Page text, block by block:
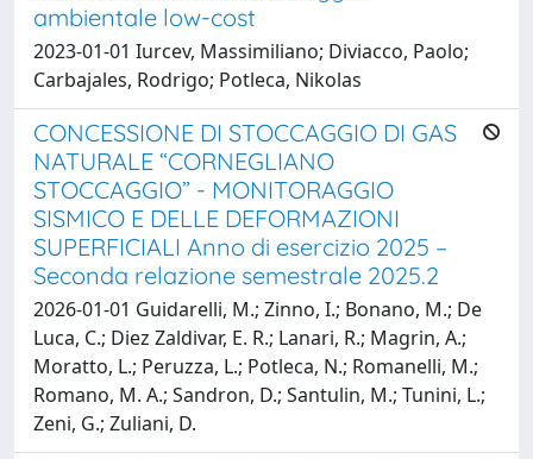
ambientale low-cost
2023-01-01 Iurcev, Massimiliano; Diviacco, Paolo;
Carbajales, Rodrigo; Potleca, Nikolas
CONCESSIONE DI STOCCAGGIO DI GAS
NATURALE “CORNEGLIANO
STOCCAGGIO” - MONITORAGGIO
SISMICO E DELLE DEFORMAZIONI
SUPERFICIALI Anno di esercizio 2025 –
Seconda relazione semestrale 2025.2
2026-01-01 Guidarelli, M.; Zinno, I.; Bonano, M.; De
Luca, C.; Diez Zaldivar, E. R.; Lanari, R.; Magrin, A.;
Moratto, L.; Peruzza, L.; Potleca, N.; Romanelli, M.;
Romano, M. A.; Sandron, D.; Santulin, M.; Tunini, L.;
Zeni, G.; Zuliani, D.